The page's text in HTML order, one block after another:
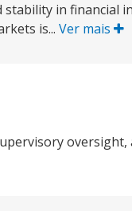
in financial
is... Ver mais
oversight,